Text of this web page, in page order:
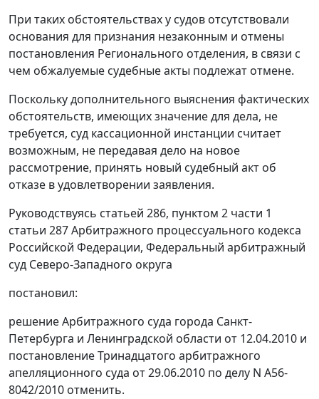
При таких обстоятельствах у судов отсутствовали
основания для признания незаконным и отмены
постановления Регионального отделения, в связи с
чем обжалуемые судебные акты подлежат отмене.
Поскольку дополнительного выяснения фактических
обстоятельств, имеющих значение для дела, не
требуется, суд кассационной инстанции считает
возможным, не передавая дело на новое
рассмотрение, принять новый судебный акт об
отказе в удовлетворении заявления.
Руководствуясь статьей 286, пунктом 2 части 1
статьи 287Арбитражного процессуального кодекса
Российской Федерации, Федеральный арбитражный
суд Северо-Западного округа
постановил:
решение Арбитражного суда города Санкт-
Петербурга и Ленинградской области от 12.04.2010 и
постановление Тринадцатого арбитражного
апелляционного суда от 29.06.2010 по делу N А56-
8042/2010 отменить.